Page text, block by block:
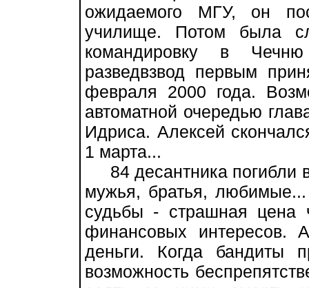
ожидаемого МГУ, он
училище. Потом была
командировку в
разведвзвод первым
февраля 2000 года.
автоматной очередью
Идриса. Алексей
1 марта...
84 десантника погибли
мужья, братья,
судьбы - страшная цена
финансовых
деньги. Когда бандиты
возможность